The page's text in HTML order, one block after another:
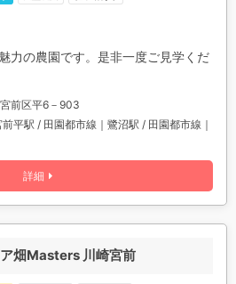
詳細
力の農園です。是非一度ご見学くだ
前区平6－903
平駅 / 田園都市線｜鷺沼駅 / 田園都市線｜
畑Masters 川崎宮前